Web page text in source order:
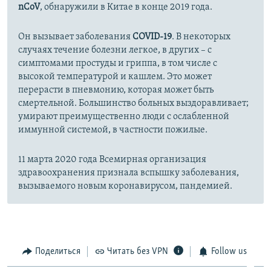
nCoV, обнаружили в Китае в конце 2019 года.
Он вызывает заболеванияCOVID-19. В некоторых
случаях течение болезни легкое, в других – с
симптомами простуды и гриппа, в том числе с
высокой температурой и кашлем. Это может
перерасти в пневмонию, которая может быть
смертельной. Большинство больных выздоравливает;
умирают преимущественно люди с ослабленной
иммунной системой, в частности пожилые.
11 марта 2020 года Всемирная организация
здравоохранения признала вспышку заболевания,
вызываемого новым коронавирусом, пандемией.
Поделиться Читать без VPN Follow us